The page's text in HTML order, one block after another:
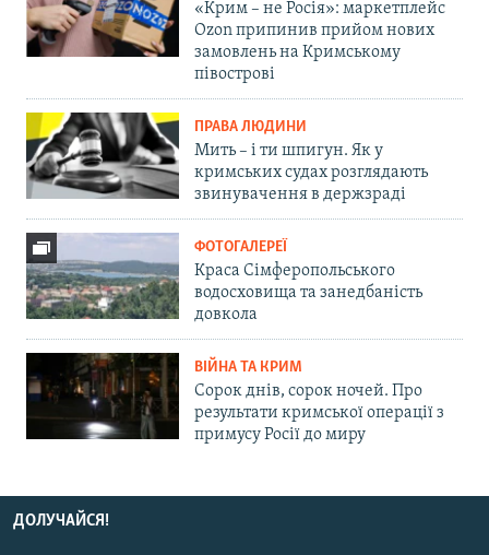
«Крим – не Росія»: маркетплейс
Ozon припинив прийом нових
замовлень на Кримському
півострові
ПРАВА ЛЮДИНИ
Мить – і ти шпигун. Як у
кримських судах розглядають
звинувачення в держзраді
ФОТОГАЛЕРЕЇ
Краса Сімферопольського
водосховища та занедбаність
довкола
ВІЙНА ТА КРИМ
Сорок днів, сорок ночей. Про
результати кримської операції з
примусу Росії до миру
ДОЛУЧАЙСЯ!